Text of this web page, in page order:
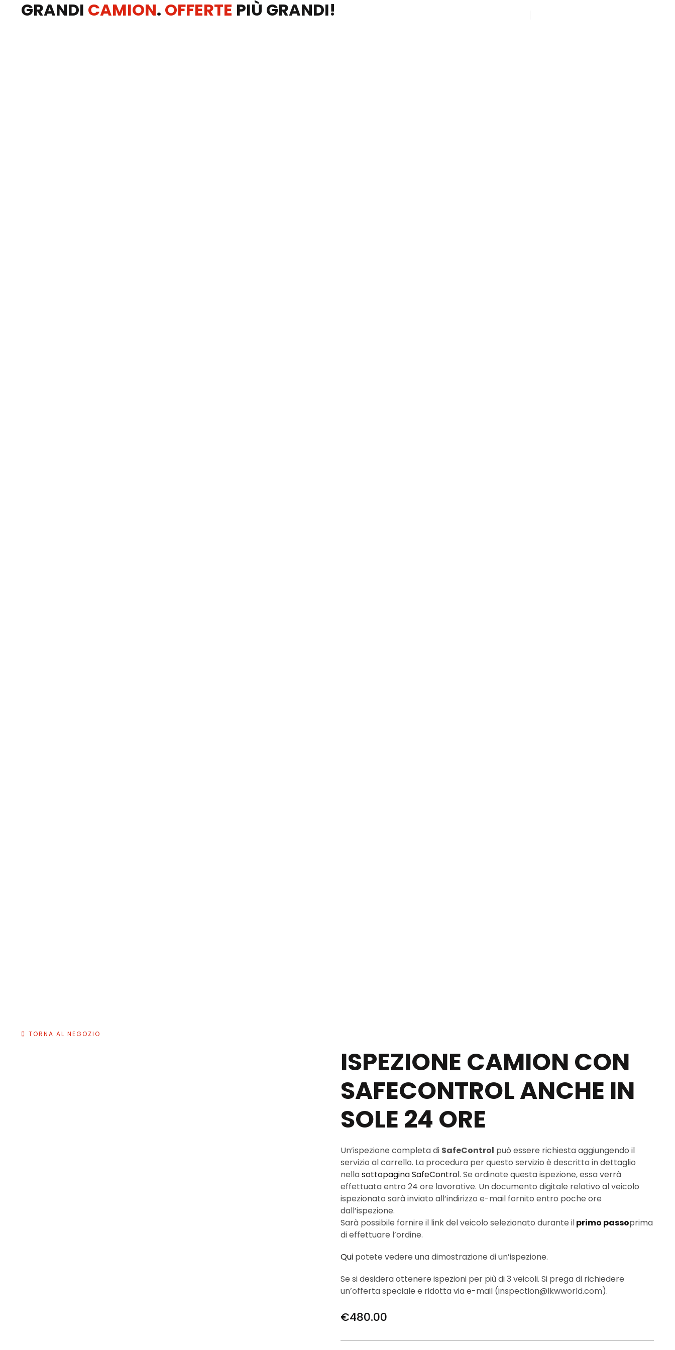
GRANDI CAMION. OFFERTE PIÙ GRANDI!
TORNA AL NEGOZIO
ISPEZIONE CAMION CON
SAFECONTROL ANCHE IN
SOLE 24 ORE
Un’ispezione completa di SafeControl può essere richiesta aggiungendo il
servizio al carrello. La procedura per questo servizio è descritta in dettaglio
nellasottopagina SafeControl. Se ordinate questa ispezione, essa verrà
effettuata entro 24 ore lavorative. Un documento digitale relativo al veicolo
ispezionato sarà inviato all’indirizzo e-mail fornito entro poche ore
dall’ispezione.
Sarà possibile fornire il link del veicolo selezionato durante ilprimo passoprima
di effettuare l’ordine.
Qui potete vedere una dimostrazione di un’ispezione.
Se si desidera ottenere ispezioni per più di 3 veicoli. Si prega di richiedere
un’offerta speciale e ridotta via e-mail (inspection@lkwworld.com).
€480.00